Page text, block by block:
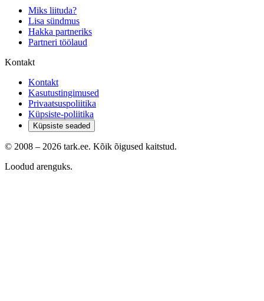
Miks liituda?
Lisa sündmus
Hakka partneriks
Partneri töölaud
Kontakt
Kontakt
Kasutustingimused
Privaatsuspoliitika
Küpsiste-poliitika
Küpsiste seaded
© 2008 – 2026 tark.ee. Kõik õigused kaitstud.
Loodud arenguks.